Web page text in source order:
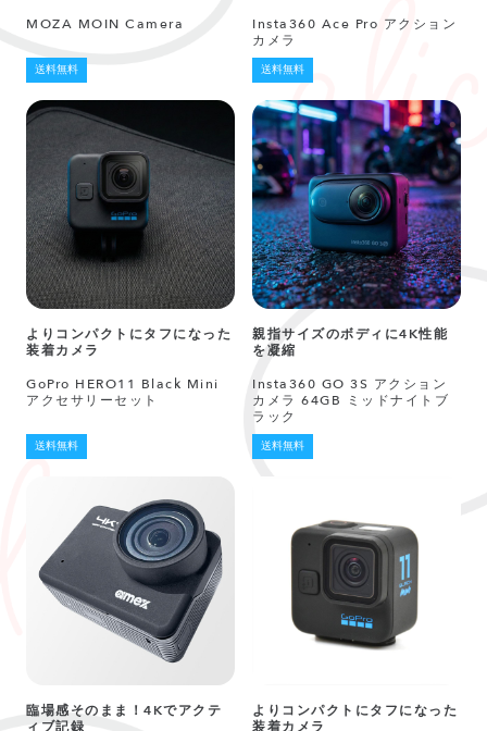
MOZA MOIN Camera
送料無料
Insta360 Ace Pro アクション
カメラ
送料無料
よりコンパクトにタフになった
装着カメラ
GoPro HERO11 Black Mini
アクセサリーセット
送料無料
親指サイズのボディに4K性能
を凝縮
Insta360 GO 3S アクション
カメラ 64GB ミッドナイトブ
ラック
送料無料
臨場感そのまま！4Kでアクテ
ィブ記録
よりコンパクトにタフになった
装着カメラ